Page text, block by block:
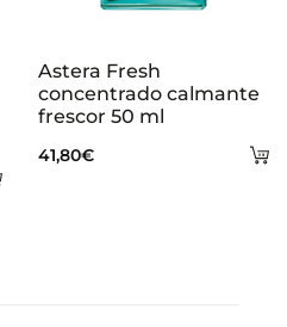
Añadir
Astera Fresh
concentrado calmante
frescor 50 ml
41,80€